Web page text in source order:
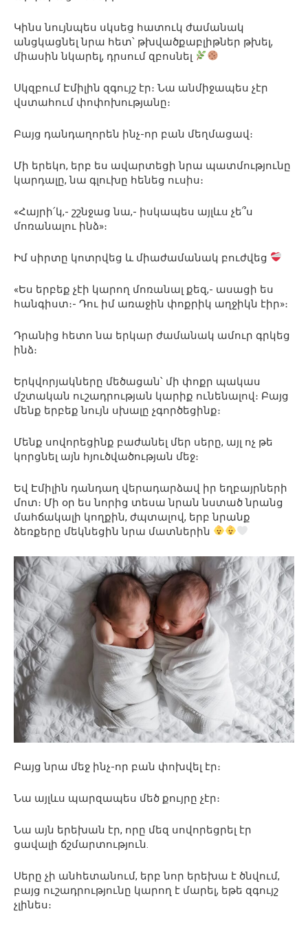
Կինս նույնպես սկսեց հատուկ ժամանակ
անցկացնել նրա հետ՝ թխվածքաբլիթներ թխել,
միասին նկարել, դրսում զբոսնել
Սկզբում Էմիլին զգույշ էր։ Նա անմիջապես չէր
վստահում փոփոխությանը։
Բայց դանդաղորեն ինչ-որ բան մեղմացավ։
Մի երեկո, երբ ես ավարտեցի նրա պատմությունը
կարդալը, նա գլուխը հենեց ուսիս։
«Հայրի՛կ,- շշնջաց նա,- իսկապես այլևս չե՞ս
մոռանալու ինձ»։
Իմ սիրտը կոտրվեց և միաժամանակ բուժվեց
«Ես երբեք չէի կարող մոռանալ քեզ,- ասացի ես
հանգիստ։- Դու իմ առաջին փոքրիկ աղջիկն էիր»։
Դրանից հետո նա երկար ժամանակ ամուր գրկեց
ինձ։
Երկվորյակները մեծացան՝ մի փոքր պակաս
մշտական ​​ուշադրության կարիք ունենալով։ Բայց
մենք երբեք նույն սխալը չգործեցինք։
Մենք սովորեցինք բաժանել մեր սերը, այլ ոչ թե
կորցնել այն հյուծվածության մեջ։
Եվ Էմիլին դանդաղ վերադարձավ իր եղբայրների
մոտ։ Մի օր ես նորից տեսա նրան նստած նրանց
մահճակալի կողքին, ժպտալով, երբ նրանք
ձեռքերը մեկնեցին նրա մատներին
Բայց նրա մեջ ինչ-որ բան փոխվել էր։
Նա այլևս պարզապես մեծ քույրը չէր։
Նա այն երեխան էր, որը մեզ սովորեցրել էր
ցավալի ճշմարտություն.
Սերը չի անհետանում, երբ նոր երեխա է ծնվում,
բայց ուշադրությունը կարող է մարել, եթե զգույշ
չլինես։